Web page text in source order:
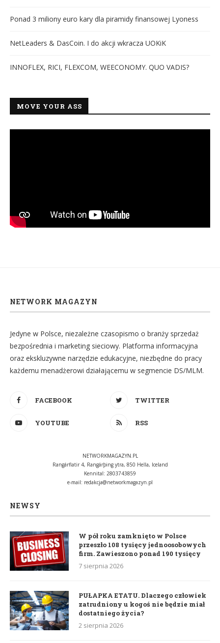
Ponad 3 miliony euro kary dla piramidy finansowej Lyoness
NetLeaders & DasCoin. I do akcji wkracza UOKiK
INNOFLEX, RICI, FLEXCOM, WEECONOMY. QUO VADIS?
MOVE YOUR ASS
NETWORK MAGAZYN
Jedyne w Polsce, niezależne czasopismo o branży sprzedaż
bezpośrednia i marketing sieciowy. Platforma informacyjna
oraz ekskluzywne narzędzie edukacyjne, niezbędne do pracy
każdemu menadżerowi działającemu w segmencie DS/MLM.
FACEBOOK TWITTER
YOUTUBE RSS
NETWORKMAGAZYN.PL
Rangárflatir 4, Rangárþing ytra, 850 Hella, Iceland
Kennital: 2803743859
e-mail: redakcja@networkmagazyn.pl
NEWSY
W pół roku zamknięto w Polsce
przeszło 108 tysięcy jednoosobowych
firm. Zawieszono ponad 190 tysięcy
7 sierpnia 2026
PUŁAPKA ETATU. Dlaczego człowiek
zatrudniony u kogoś nie będzie miał
dostatniego życia?
2 sierpnia 2026